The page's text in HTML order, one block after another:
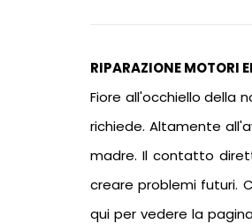
RIPARAZIONE MOTORI
Fiore all'occhiello della
richiede. Altamente
madre. Il contatto
creare problemi futuri.
qui per vedere la